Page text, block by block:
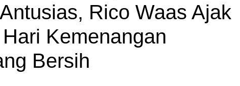
Rico Waas Ajak
Kemenangan
Bersih